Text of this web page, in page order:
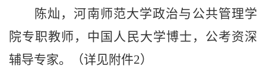
陈灿，河南师范大学政治与公共管理学
院专职教师，中国人民大学博士，公考资深
辅导专家。（详见附件2）